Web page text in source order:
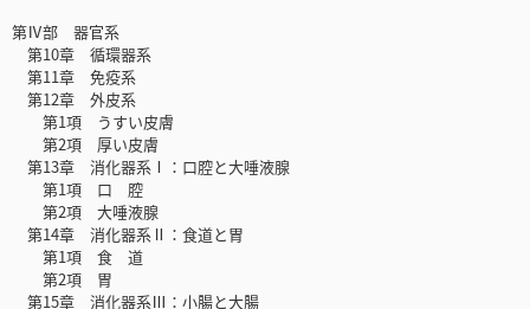
第Ⅳ部 器官系
第10章 循環器系
第11章 免疫系
第12章 外皮系
第1項 うすい皮膚
第2項 厚い皮膚
第13章 消化器系Ⅰ：口腔と大唾液腺
第1項 口 腔
第2項 大唾液腺
第14章 消化器系Ⅱ：食道と胃
第1項 食 道
第2項 胃
第15章 消化器系Ⅲ：小腸と大腸